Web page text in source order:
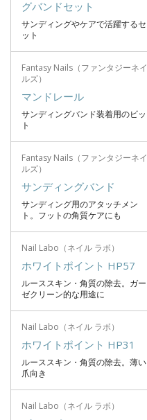
グバンドセット
サンディングやケアで活躍するセ
ット
Fantasy Nails（ファンタジーネイ
ルズ）
マンドレール
サンディングバンド装着用のビッ
ト
Fantasy Nails（ファンタジーネイ
ルズ）
サンディングバンド
サンディング用のアタッチメン
ト。フットの角質ケアにも
Nail Labo（ネイル ラボ）
ホワイトポイント HP57
ルーススキン・角質の除去。ガー
ゼクリーン的な用途に
Nail Labo（ネイル ラボ）
ホワイトポイント HP31
ルーススキン・角質の除去。薄い
爪向き
Nail Labo（ネイル ラボ）